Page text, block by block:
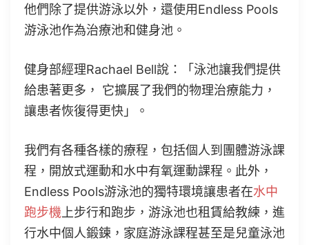
他們除了提供游泳以外，還使用Endless Pools
游泳池作為治療池和健身池。
健身部經理Rachael Bell說：「泳池讓我們提供
給患著更多， 它擴展了我們的物理治療能力，
讓患者恢復得更快」。
我們有各種各樣的療程，包括個人到團體游泳課
程，開放式運動和水中有氧運動課程。此外，
Endless Pools游泳池的獨特環境讓患者在水中
跑步機 上步行和跑步，游泳池也租賃給教練，進
行水中個人鍛鍊，家庭游泳課程甚至是兒童泳池